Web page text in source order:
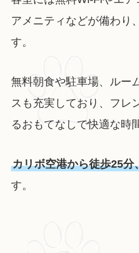
アメニティなどが備わり
す。
無料朝食や駐車場、ルー
スも充実しており、フレ
るおもてなしで快適な時
カリボ空港から徒歩25分
す。